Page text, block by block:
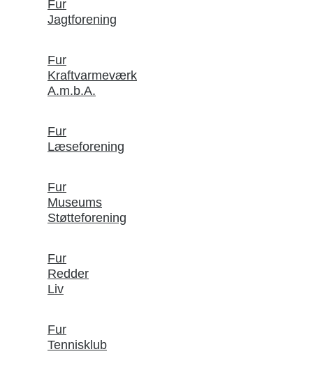
Fur
Jagtforening
Fur
Kraftvarmeværk
A.m.b.A.
Fur
Læseforening
Fur
Museums
Støtteforening
Fur
Redder
Liv
Fur
Tennisklub